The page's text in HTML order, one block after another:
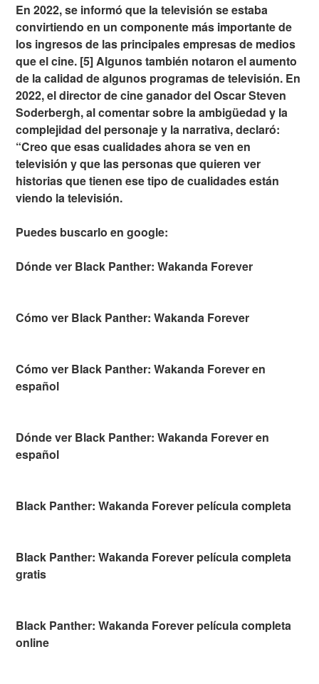
En 2022, se informó que la televisión se estaba
convirtiendo en un componente más importante de
los ingresos de las principales empresas de medios
que el cine. [5] Algunos también notaron el aumento
de la calidad de algunos programas de televisión. En
2022, el director de cine ganador del Oscar Steven
Soderbergh, al comentar sobre la ambigüedad y la
complejidad del personaje y la narrativa, declaró:
“Creo que esas cualidades ahora se ven en
televisión y que las personas que quieren ver
historias que tienen ese tipo de cualidades están
viendo la televisión.
Puedes buscarlo en google:
Dónde ver Black Panther: Wakanda Forever
Cómo ver Black Panther: Wakanda Forever
Cómo ver Black Panther: Wakanda Forever en
español
Dónde ver Black Panther: Wakanda Forever en
español
Black Panther: Wakanda Forever película completa
Black Panther: Wakanda Forever película completa
gratis
Black Panther: Wakanda Forever película completa
online